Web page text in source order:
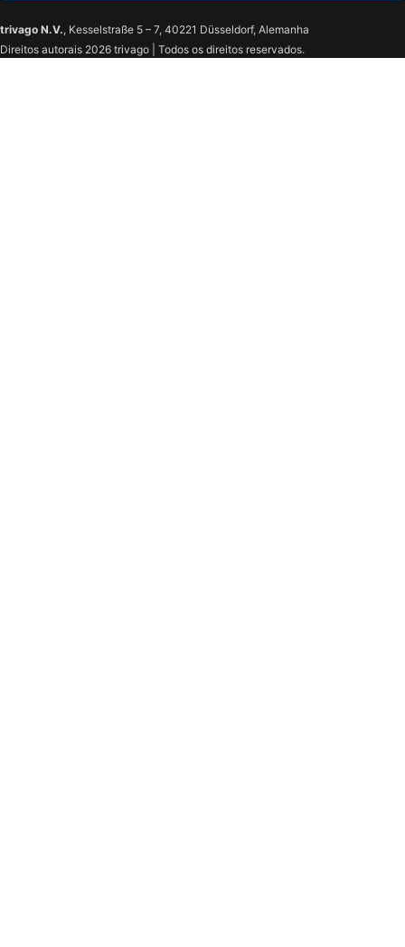
trivago N.V., Kesselstraße 5 – 7, 40221 Düsseldorf, Alemanha
Direitos autorais 2026 trivago | Todos os direitos reservados.